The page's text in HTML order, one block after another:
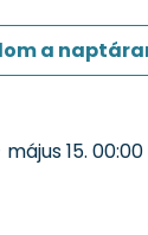
a
május 15. 00:00